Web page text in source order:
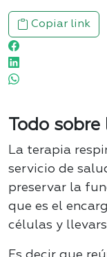
Copiar link
Todo
La terapia
servicio de
preservar la
que es el
células y